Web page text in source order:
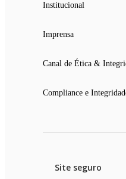
Institucional
Imprensa
Canal de Ética &
Compliance e
Site seguro